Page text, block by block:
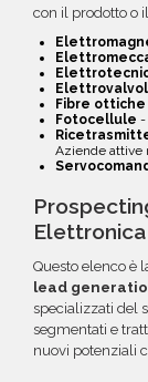
con il prodotto o
Fibre ottiche
Fotocellule -
Aziende attive
Questo elenco è
lead
specializzati del
segmentati e
nuovi potenziali